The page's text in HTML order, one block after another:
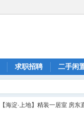
求职招聘 二手闲
【海淀·上地】精装一居室 房东